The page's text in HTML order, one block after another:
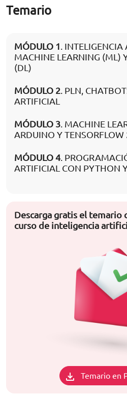
Temario
MÓDULO 1 .
MACHINE LEARNING (ML)
(DL)
MÓDULO 2 . PLN,
ARTIFICIAL
MÓDULO 3 . MACHINE
ARDUINO Y TENSORFLOW
MÓDULO 4.
ARTIFICIAL CON PYTHON
Descarga gratis el temario
curso de inteligencia
Temario en